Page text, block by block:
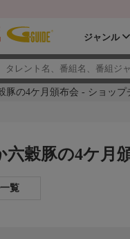
ジャンル
豚の4ケ月頒布会 - ショップ
六穀豚の4ケ月
覧